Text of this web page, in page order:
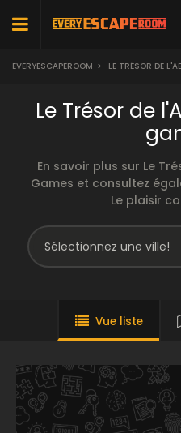
EVERYESCAPEROOM > LE TRÉSOR DE
Le Trésor de
En savoir plus sur Le
Games et consultez
Le plaisir
Vue liste